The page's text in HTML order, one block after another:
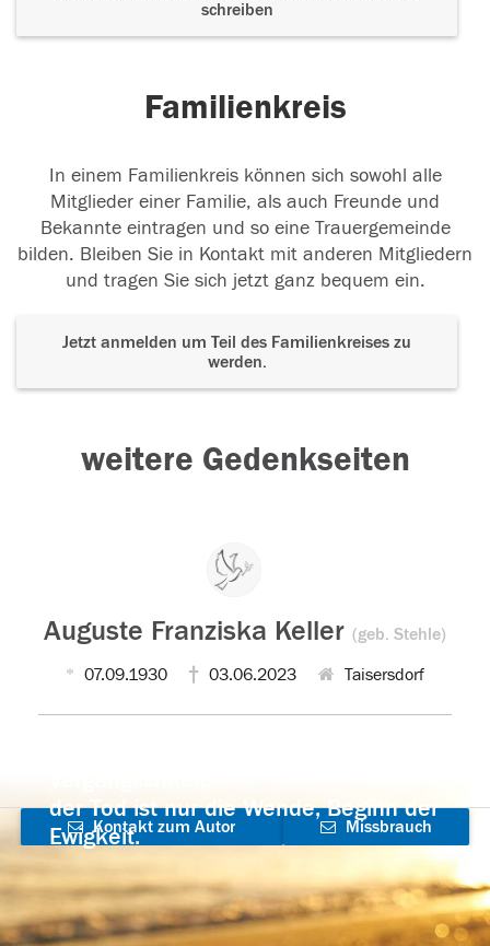
schreiben
Familienkreis
In einem Familienkreis können sich sowohl alle
Mitglieder einer Familie, als auch Freunde und
Bekannte eintragen und so eine Trauergemeinde
bilden. Bleiben Sie in Kontakt mit anderen Mitgliedern
und tragen Sie sich jetzt ganz bequem ein.
Jetzt anmelden um Teil des Familienkreises zu
werden.
weitere Gedenkseiten
Auguste Franziska Keller (geb. Stehle)
07.09.1930 03.06.2023 Taisersdorf
der Tod ist nur die Wende, Beginn der
Ewigkeit.
Kontakt zum Autor
aufnehmen
Missbrauch